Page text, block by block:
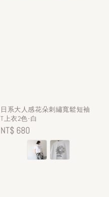
日系大人感花朵刺繡寬鬆短袖
T上衣2色-白
Regular
NT$ 680